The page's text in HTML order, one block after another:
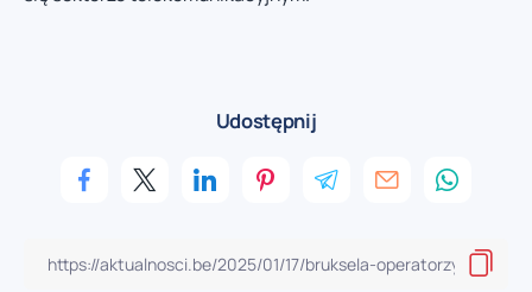
Udostępnij